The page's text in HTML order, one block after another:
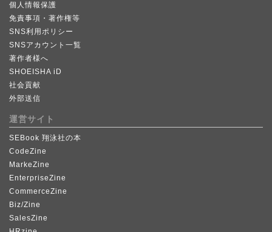
個人情報保護
免責事項・著作権等
SNS利用ポリシー
SNSアカウント一覧
著作者様へ
SHOEISHA iD
社会貢献
外部送信
運営サイト
SEBook 翔泳社の本
CodeZine
MarkeZine
EnterpriseZine
CommerceZine
Biz/Zine
SalesZine